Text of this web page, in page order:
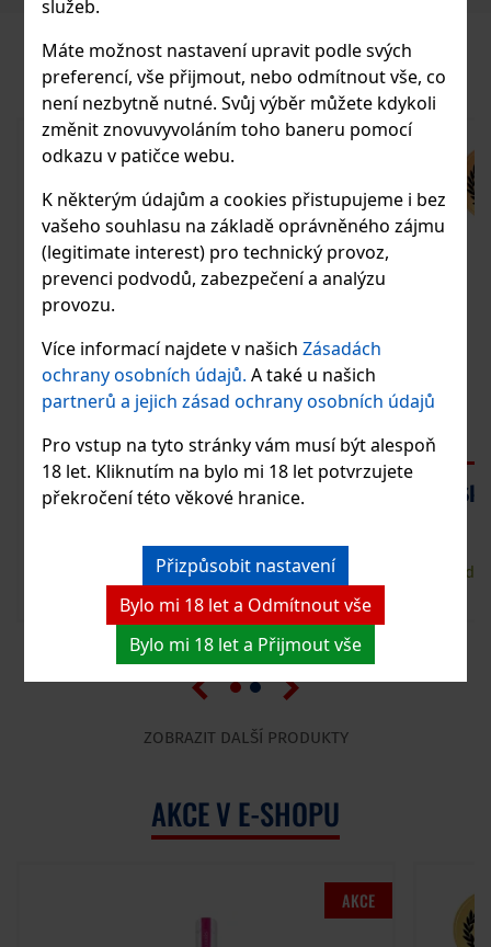
služeb.
Máte možnost nastavení upravit podle svých
preferencí, vše přijmout, nebo odmítnout vše, co
není nezbytně nutné. Svůj výběr můžete kdykoli
změnit znovuvyvoláním toho baneru pomocí
odkazu v patičce webu.
K některým údajům a cookies přistupujeme i bez
vašeho souhlasu na základě oprávněného zájmu
(legitimate interest) pro technický provoz,
prevenci podvodů, zabezpečení a analýzu
provozu.
Více informací najdete v našichZásadách
ochrany osobních údajů. A také u našich
partnerů a jejich zásad ochrany osobních údajů
Pro vstup na tyto stránky vám musí být alespoň
18 let. Kliknutím na bylo mi 18 let potvrzujete
překročení této věkové hranice.
Přizpůsobit nastavení
Bylo mi 18 let a Odmítnout vše
Bylo mi 18 let a Přijmout vše
PODOBNÉ PRODUKTY
Riper Original Ryngle 42% 0,5 l
540 Kč
Vložit do košíku
ZOBRAZIT DALŠÍ PRODUKTY
AKCE V E-SHOPU
AKCE